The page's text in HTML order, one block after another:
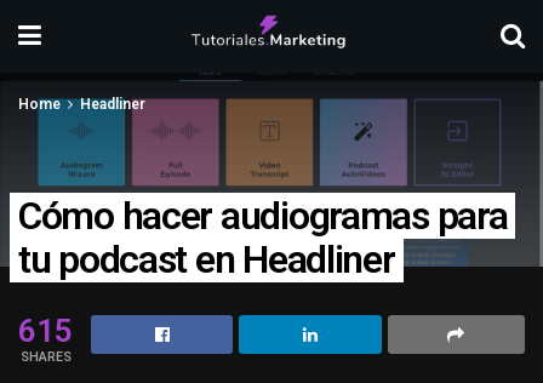
Home Headliner
Cómo hacer audiogramas para
tu podcast en Headliner
615
SHARES